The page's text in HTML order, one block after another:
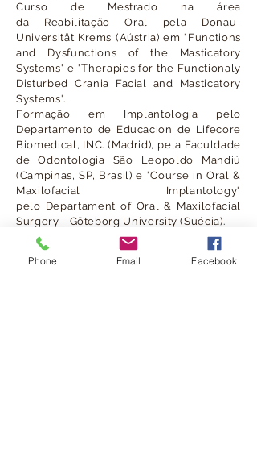
Curso de Mestrado na área
da Reabilitação Oral pela Donau-
Universität Krems (Aústria) em "Functions
and Dysfunctions of the Masticatory
Systems" e "Therapies for the Functionaly
Disturbed Crania Facial and Masticatory
Systems".
Formação em Implantologia pelo
Departamento de Educacion de Lifecore
Biomedical, INC. (Madrid), pela Faculdade
de Odontologia São Leopoldo Mandiú
(Campinas, SP, Brasil) e "Course in Oral &
Maxilofacial Implantology"
pelo Departament of Oral & Maxilofacial
Surgery - Göteborg University (Suécia).
Formação em Endodontia em Santa
Bárbara (Califórnia).
Formação em CA® Clear Aligner pela
Phone Email Facebook